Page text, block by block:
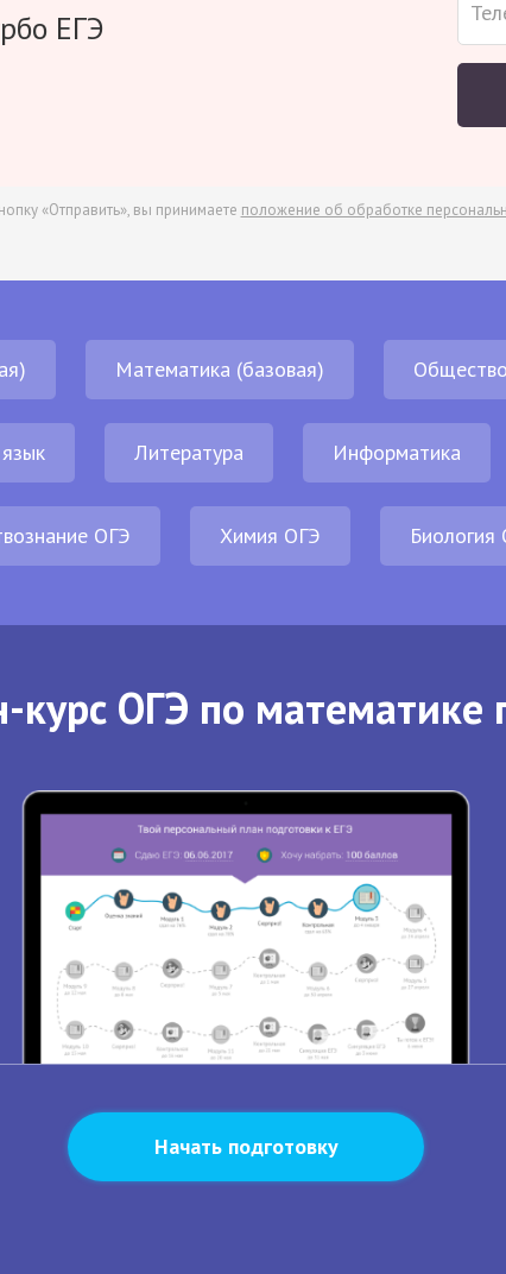
ЕГЭ
«Отправить», вы принимаете положение об обработке
Математика (базовая)
Литература Информатика
ОГЭ Химия ОГЭ Биология
курс ОГЭ по математике
Начать подготовку